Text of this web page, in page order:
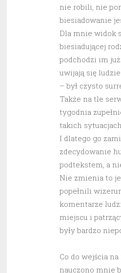
nie robili, nie
biesiadowanie
Dla mnie widok
biesiadującej
podchodzi im już
uwijają się
– był czysto
Także na tle
tygodnia
takich
I dlatego go
zdecydowanie
podtekstem, a
Nie zmienia to
popełnili
komentarze
miejscu i
były bardzo
Co do wejścia
nauczono mnie